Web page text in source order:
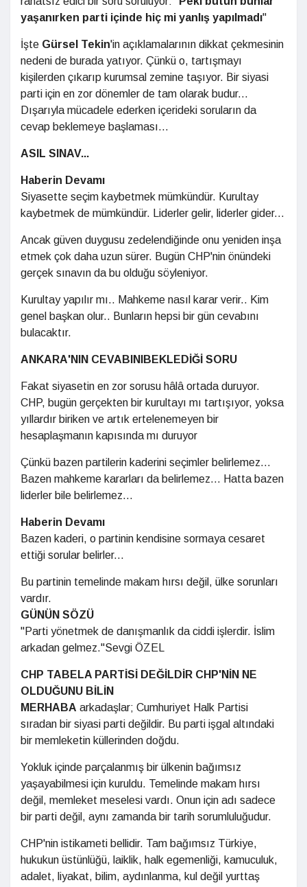
yaşanırken parti içinde hiç mi yanlış yapılmadı"
İşte Gürsel Tekin'in açıklamalarının dikkat çekmesinin
nedeni de burada yatıyor. Çünkü o, tartışmayı
kişilerden çıkarıp kurumsal zemine taşıyor. Bir siyasi
parti için en zor dönemler de tam olarak budur...
Dışarıyla mücadele ederken içerideki soruların da
cevap beklemeye başlaması...
ASIL SINAV...
Haberin Devamı
Siyasette seçim kaybetmek mümkündür. Kurultay
kaybetmek de mümkündür. Liderler gelir, liderler gider...
Ancak güven duygusu zedelendiğinde onu yeniden inşa
etmek çok daha uzun sürer. Bugün CHP'nin önündeki
gerçek sınavın da bu olduğu söyleniyor.
Kurultay yapılır mı.. Mahkeme nasıl karar verir.. Kim
genel başkan olur.. Bunların hepsi bir gün cevabını
bulacaktır.
ANKARA'NIN CEVABINI BEKLEDİĞİ SORU
Fakat siyasetin en zor sorusu hâlâ ortada duruyor.
CHP, bugün gerçekten bir kurultayı mı tartışıyor, yoksa
yıllardır biriken ve artık ertelenemeyen bir
hesaplaşmanın kapısında mı duruyor
Çünkü bazen partilerin kaderini seçimler belirlemez...
Bazen mahkeme kararları da belirlemez... Hatta bazen
liderler bile belirlemez...
Haberin Devamı
Bazen kaderi, o partinin kendisine sormaya cesaret
ettiği sorular belirler...
Bu partinin temelinde makam hırsı değil, ülke sorunları
vardır.
GÜNÜN SÖZÜ
"Parti yönetmek de danışmanlık da ciddi işlerdir. İslim
arkadan gelmez."Sevgi ÖZEL
CHP TABELA PARTİSİ DEĞİLDİR CHP'NİN NE
OLDUĞUNU BİLİN
MERHABA arkadaşlar; Cumhuriyet Halk Partisi
sıradan bir siyasi parti değildir. Bu parti işgal altındaki
bir memleketin küllerinden doğdu.
Yokluk içinde parçalanmış bir ülkenin bağımsız
yaşayabilmesi için kuruldu. Temelinde makam hırsı
değil, memleket meselesi vardı. Onun için adı sadece
bir parti değil, aynı zamanda bir tarih sorumluluğudur.
CHP'nin istikameti bellidir. Tam bağımsız Türkiye,
hukukun üstünlüğü, laiklik, halk egemenliği, kamuculuk,
adalet, liyakat, bilim, aydınlanma, kul değil yurttaş